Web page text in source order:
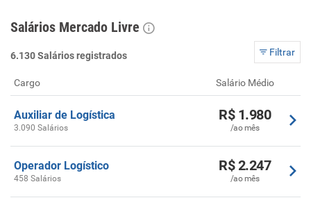
Salários Mercado Livre
6.130 Salários registrados Filtrar
Cargo Salário Médio
Auxiliar de Logística
3.090 Salários
R$ 1.980
/ao mês
Operador Logístico
458 Salários
R$ 2.247
/ao mês